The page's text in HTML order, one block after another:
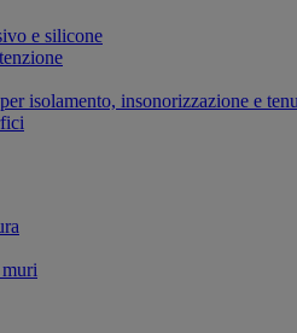
e silicone
isolamento, insonorizzazione e